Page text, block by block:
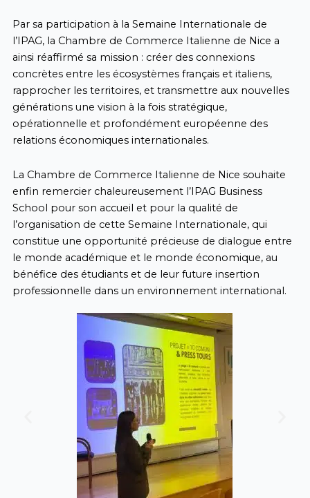
Par sa participation à la Semaine Internationale de
l’IPAG, la Chambre de Commerce Italienne de Nice a
ainsi réaffirmé sa mission : créer des connexions
concrètes entre les écosystèmes français et italiens,
rapprocher les territoires, et transmettre aux nouvelles
générations une vision à la fois stratégique,
opérationnelle et profondément européenne des
relations économiques internationales.
La Chambre de Commerce Italienne de Nice souhaite
enfin remercier chaleureusement l’IPAG Business
School pour son accueil et pour la qualité de
l’organisation de cette Semaine Internationale, qui
constitue une opportunité précieuse de dialogue entre
le monde académique et le monde économique, au
bénéfice des étudiants et de leur future insertion
professionnelle dans un environnement international.